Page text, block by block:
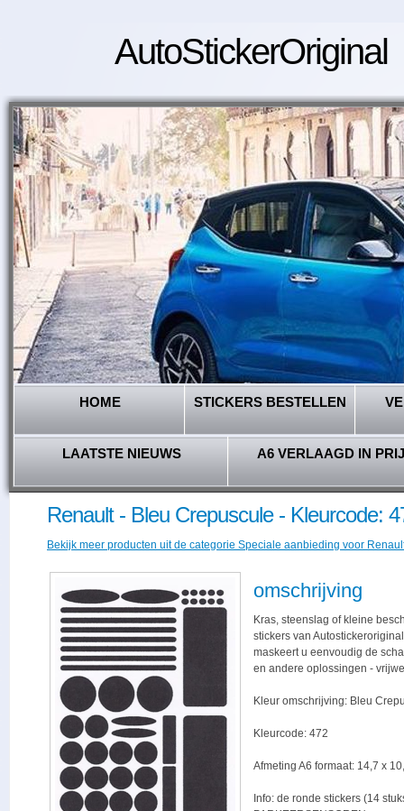
AutoStickerOriginal
HOME STICKERS BESTELLEN
LAATSTE NIEUWS A6 VERLAAGD IN
Renault - Bleu Crepuscule - Kleurcode:
Bekijk meer producten uit de categorie Speciale aanbieding voor
omschrijving
Kras, steenslag of kleine
stickers van
maskeert u eenvoudig de
en andere oplossingen -
Kleur omschrijving: Bleu
Kleurcode: 472
Afmeting A6 formaat: 14,7 x
Info: de ronde stickers (14